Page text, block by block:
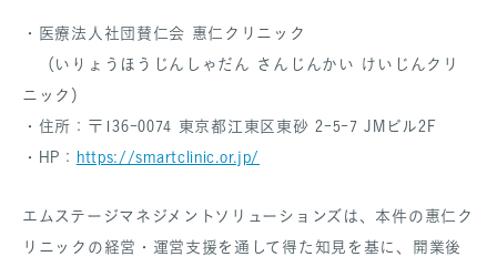
・医療法人社団賛仁会 惠仁クリニック
（いりょうほうじんしゃだん さんじんかい けいじんクリ
ニック）
・住所：〒136-0074 東京都江東区東砂 2-5-7 JMビル2F
・HP： https://smartclinic.or.jp/
エムステージマネジメントソリューションズは、本件の惠仁ク
リニックの経営・運営支援を通して得た知見を基に、開業後